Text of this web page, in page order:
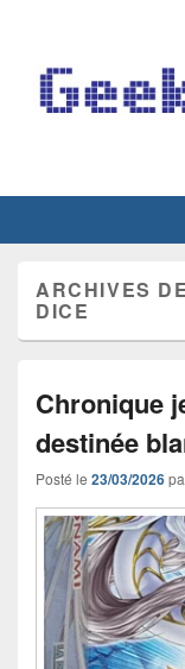
ARCHIVES
DICE
Chronique
destinée
Posté le 23/03/2026